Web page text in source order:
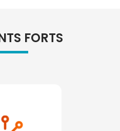
FORTS